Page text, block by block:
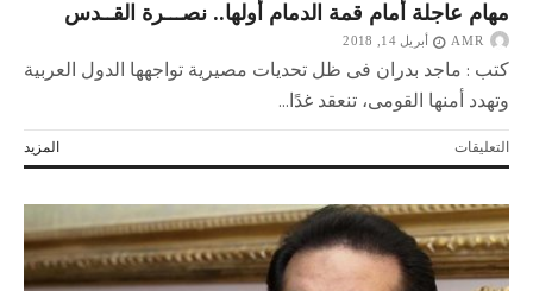
مهام عاجلة أمام قمة الدمام أولها.. نصـــرة القــدس
AMR أبريل 14, 2018
كتب : ماجد بدران فى ظل تحديات مصيرية تواجهها الدول العربية
وتهدد أمنها القومى، تنعقد غدًا...
المزيد التعليقاتعلى
مهام
أمام
قمة
الدمام
أولها..